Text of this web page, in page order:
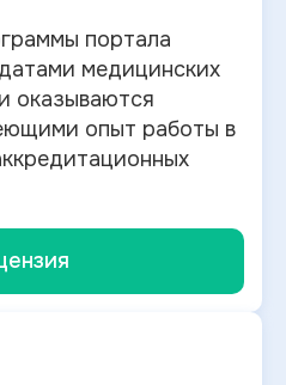
портала
медицинских
оказываются
опыт работы в